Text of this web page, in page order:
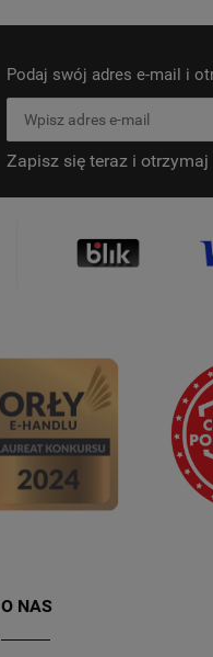
Podaj swój adres e-mail i
Zapisz się teraz i
O NAS